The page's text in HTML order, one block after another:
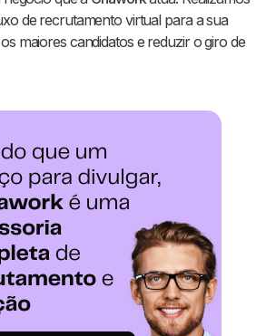
de recrutamento virtual para a sua
maiores candidatos e reduzir o giro de